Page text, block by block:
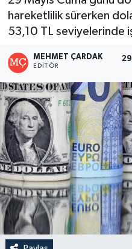
hareketlilik sürerken
53,10 TL seviyelerinde
MEHMET ÇARDAK
EDITÖR